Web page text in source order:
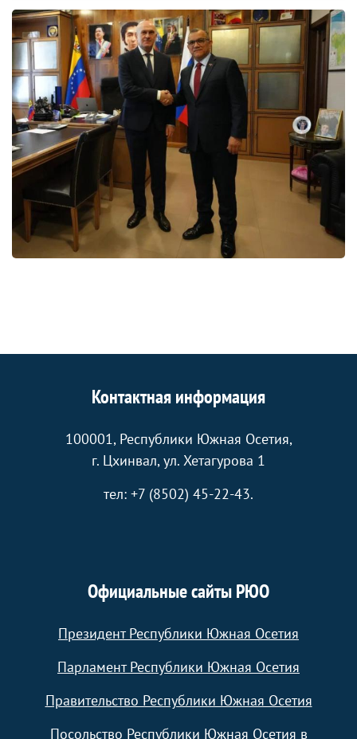
Контактная информация
100001, Республики Южная Осетия,
г. Цхинвал, ул. Хетагурова 1
тел: +7 (8502) 45-22-43.
Официальные сайты РЮО
Президент Республики Южная Осетия
Парламент Республики Южная Осетия
Правительство Республики Южная Осетия
Посольство Республики Южная Осетия в